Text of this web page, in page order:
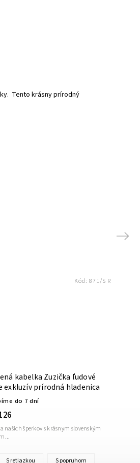
Tento krásny prírodný
kabelka Zuzička ľudové
exkluzív prírodná hladenica
do 7 dní
našich šperkov s krásnym slovenským
S retiazkou S popruhom
Kód: 871/S R
Next